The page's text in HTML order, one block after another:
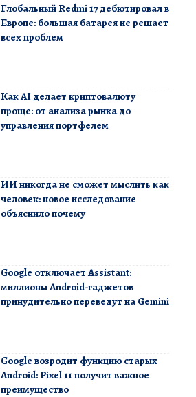
Глобальный Redmi 17 дебютировал в
Европе: большая батарея не решает
всех проблем
Как AI делает криптовалюту
проще: от анализа рынка до
управления портфелем
ИИ никогда не сможет мыслить как
человек: новое исследование
объяснило почему
Google отключает Assistant:
миллионы Android-гаджетов
принудительно переведут на Gemini
Google возродит функцию старых
Android: Pixel 11 получит важное
преимущество